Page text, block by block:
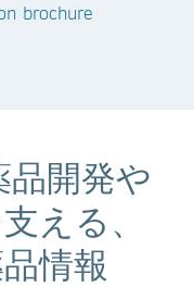
brochure
開発や
える、
情報